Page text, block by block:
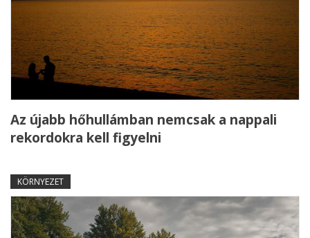
Az újabb hőhullámban nemcsak a nappali
rekordokra kell figyelni
KÖRNYEZET